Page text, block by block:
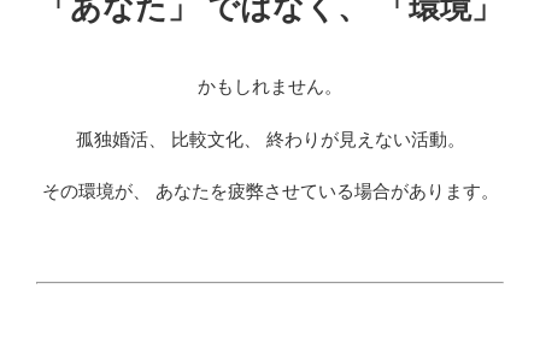
「あなた」 ではなく、 「環境」
かもしれません。
孤独婚活、 比較文化、 終わりが見えない活動。
その環境が、 あなたを疲弊させている場合があります。